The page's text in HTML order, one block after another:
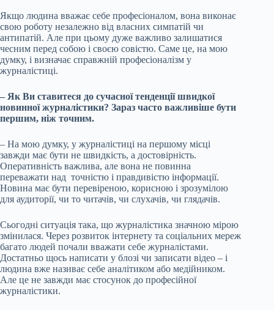
Якщо людина вважає себе професіоналом, вона виконає
свою роботу незалежно від власних симпатій чи
антипатій. Але при цьому дуже важливо залишатися
чесним перед собою і своєю совістю. Саме це, на мою
думку, і визначає справжній професіоналізм у
журналістиці.
– Як Ви ставитеся до сучасної тенденції швидкої
новинної журналістики? Зараз часто важливіше бути
першим, ніж точним.
– На мою думку, у журналістиці на першому місці
завжди має бути не швидкість, а достовірність.
Оперативність важлива, але вона не повинна
переважати над точністю і правдивістю інформації.
Новина має бути перевіреною, корисною і зрозумілою
для аудиторії, чи то читачів, чи слухачів, чи глядачів.
Сьогодні ситуація така, що журналістика значною мірою
змінилася. Через розвиток інтернету та соціальних мереж
багато людей почали вважати себе журналістами.
Достатньо щось написати у блозі чи записати відео – і
людина вже називає себе аналітиком або медійником.
Але це не завжди має стосунок до професійної
журналістики.